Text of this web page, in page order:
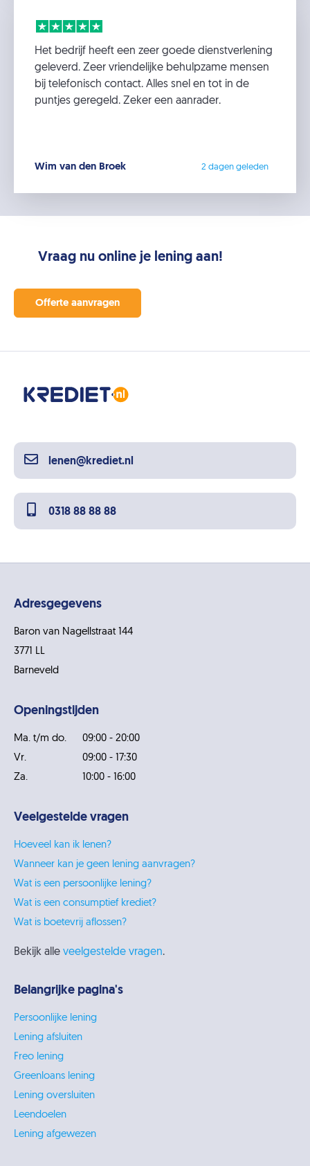
Het bedrijf heeft een zeer goede dienstverlening
geleverd. Zeer vriendelijke behulpzame mensen
bij telefonisch contact. Alles snel en tot in de
puntjes geregeld. Zeker een aanrader.
Wim van den Broek 2 dagen geleden
Vraag nu online je lening aan!
Offerte aanvragen
lenen@krediet.nl
0318 88 88 88
Adresgegevens
Baron van Nagellstraat 144
3771 LL
Barneveld
Openingstijden
Ma. t/m do.
09:00 - 20:00
Vr.
09:00 - 17:30
Za.
10:00 - 16:00
Veelgestelde vragen
Hoeveel kan ik lenen?
Wanneer kan je geen lening aanvragen?
Wat is een persoonlijke lening?
Wat is een consumptief krediet?
Wat is boetevrij aflossen?
Bekijk alle veelgestelde vragen.
Belangrijke pagina's
Persoonlijke lening
Lening afsluiten
Freo lening
Greenloans lening
Lening oversluiten
Leendoelen
Lening afgewezen